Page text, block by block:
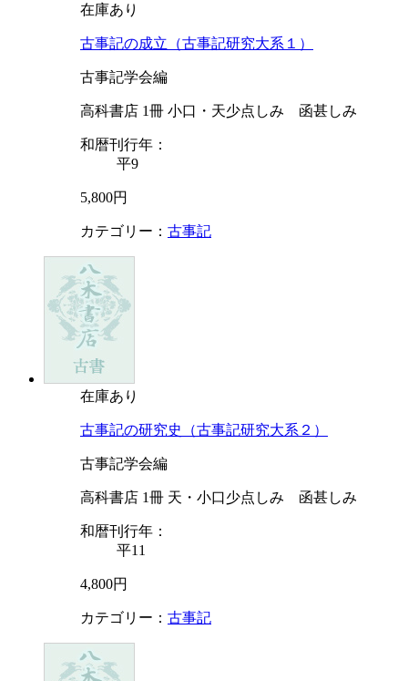
在庫あり
古事記の成立（古事記研究大系１）
古事記学会編
高科書店 1冊 小口・天少点しみ 函甚しみ
和暦刊行年：
平9
5,800円
カテゴリー： 古事記
在庫あり
古事記の研究史（古事記研究大系２）
古事記学会編
高科書店 1冊 天・小口少点しみ 函甚しみ
和暦刊行年：
平11
4,800円
カテゴリー： 古事記